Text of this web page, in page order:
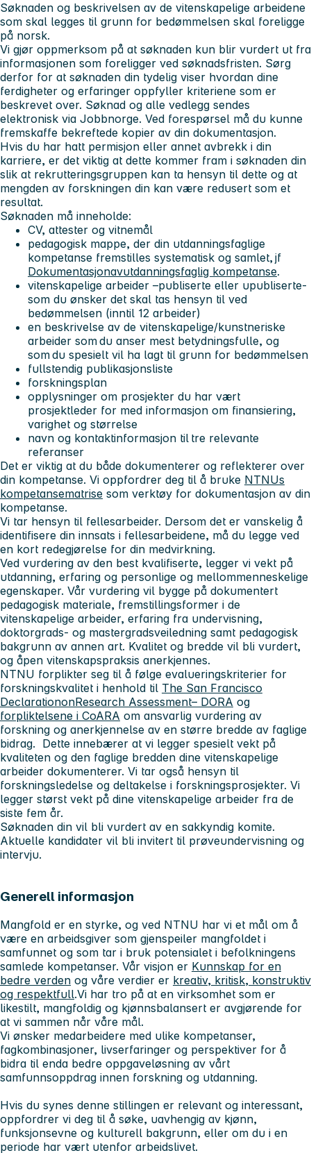
Søknaden og beskrivelsen av de vitenskapelige arbeidene
som skal legges til grunn for bedømmelsen skal foreligge
på norsk.
Vi gjør oppmerksom på at søknaden kun blir vurdert ut fra
informasjonen som foreligger ved søknadsfristen. Sørg
derfor for at søknaden din tydelig viser hvordan dine
ferdigheter og erfaringer oppfyller kriteriene som er
beskrevet over. Søknad og alle vedlegg sendes
elektronisk via Jobbnorge. Ved forespørsel må du kunne
fremskaffe bekreftede kopier av din dokumentasjon.
Hvis du har hatt permisjon eller annet avbrekk i din
karriere, er det viktig at dette kommer fram i søknaden din
slik at rekrutteringsgruppen kan ta hensyn til dette og at
mengden av forskningen din kan være redusert som et
resultat.
Søknaden må inneholde:
CV, attester og vitnemål
pedagogisk mappe, der din utdanningsfaglige
kompetanse fremstilles systematisk og samlet, jf
Dokumentasjonavutdanningsfaglig kompetanse.
vitenskapelige arbeider –publiserte eller upubliserte-
som du ønsker det skal tas hensyn til ved
bedømmelsen (inntil 12 arbeider)
en beskrivelse av de vitenskapelige/kunstneriske
arbeider som du anser mest betydningsfulle, og
som du spesielt vil ha lagt til grunn for bedømmelsen
fullstendig publikasjonsliste
forskningsplan
opplysninger om prosjekter du har vært
prosjektleder for med informasjon om finansiering,
varighet og størrelse
navn og kontaktinformasjon til tre relevante
referanser
Det er viktig at du både dokumenterer og reflekterer over
din kompetanse. Vi oppfordrer deg til å bruke NTNUs
kompetansematrise som verktøy for dokumentasjon av din
kompetanse.
Vi tar hensyn til fellesarbeider. Dersom det er vanskelig å
identifisere din innsats i fellesarbeidene, må du legge ved
en kort redegjørelse for din medvirkning.
Ved vurdering av den best kvalifiserte, legger vi vekt på
utdanning, erfaring og personlige og mellommenneskelige
egenskaper. Vår vurdering vil bygge på dokumentert
pedagogisk materiale, fremstillingsformer i de
vitenskapelige arbeider, erfaring fra undervisning,
doktorgrads- og mastergradsveiledning samt pedagogisk
bakgrunn av annen art. Kvalitet og bredde vil bli vurdert,
og åpen vitenskapspraksis anerkjennes.
NTNU forplikter seg til å følge evalueringskriterier for
forskningskvalitet i henhold til The San Francisco
DeclarationonResearch Assessment– DORA og
forpliktelsene i CoARA om ansvarlig vurdering av
forskning og anerkjennelse av en større bredde av faglige
bidrag. Dette innebærer at vi legger spesielt vekt på
kvaliteten og den faglige bredden dine vitenskapelige
arbeider dokumenterer. Vi tar også hensyn til
forskningsledelse og deltakelse i forskningsprosjekter. Vi
legger størst vekt på dine vitenskapelige arbeider fra de
siste fem år.
Søknaden din vil bli vurdert av en sakkyndig komite.
Aktuelle kandidater vil bli invitert til prøveundervisning og
intervju.
Generell informasjon
Mangfold er en styrke, og ved NTNU har vi et mål om å
være en arbeidsgiver som gjenspeiler mangfoldet i
samfunnet og som tar i bruk potensialet i befolkningens
samlede kompetanser. Vår visjon er Kunnskap for en
bedre verden og våre verdier er kreativ, kritisk, konstruktiv
og respektfull.Vi har tro på at en virksomhet som er
likestilt, mangfoldig og kjønnsbalansert er avgjørende for
at vi sammen når våre mål.
Vi ønsker medarbeidere med ulike kompetanser,
fagkombinasjoner, livserfaringer og perspektiver for å
bidra til enda bedre oppgaveløsning av vårt
samfunnsoppdrag innen forskning og utdanning.
Hvis du synes denne stillingen er relevant og interessant,
oppfordrer vi deg til å søke, uavhengig av kjønn,
funksjonsevne og kulturell bakgrunn, eller om du i en
periode har vært utenfor arbeidslivet.